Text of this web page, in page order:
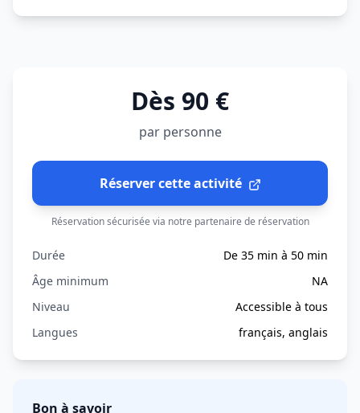
Dès 90 €
par personne
Réserver cette activité
Réservation sécurisée via notre partenaire de réservation
Durée
De 35 min à 50 min
Âge minimum
NA
Niveau
Accessible à tous
Langues
français, anglais
Bon à savoir